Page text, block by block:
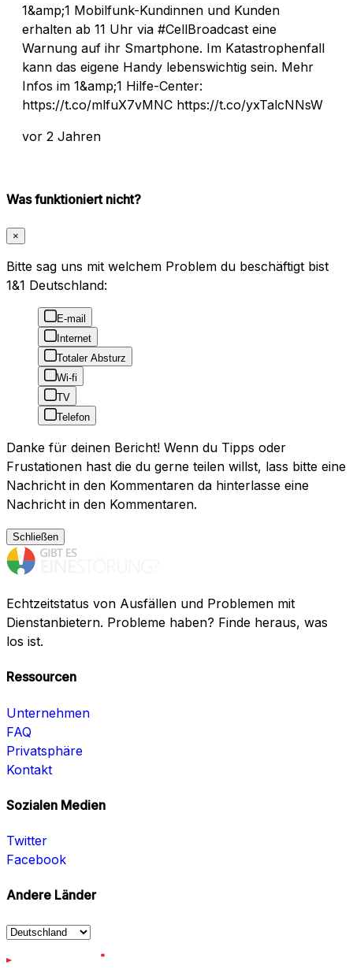
1&amp;1 Mobilfunk-Kundinnen und Kunden
erhalten ab 11 Uhr via #CellBroadcast eine
Warnung auf ihr Smartphone. Im Katastrophenfall
kann das eigene Handy lebenswichtig sein. Mehr
Infos im 1&amp;1 Hilfe-Center:
https://t.co/mlfuX7vMNC https://t.co/yxTalcNNsW
vor 2 Jahren
Was funktioniert nicht?
×
Bitte sag uns mit welchem Problem du beschäftigt bist
1&1 Deutschland:
E-mail
Internet
Totaler Absturz
Wi-fi
TV
Telefon
Danke für deinen Bericht! Wenn du Tipps oder
Frustationen hast die du gerne teilen willst, lass bitte eine
Nachricht in den Kommentaren da hinterlasse eine
Nachricht in den Kommentaren.
Schließen
Echtzeitstatus von Ausfällen und Problemen mit
Dienstanbietern. Probleme haben? Finde heraus, was
los ist.
Ressourcen
Unternehmen
FAQ
Privatsphäre
Kontakt
Sozialen Medien
Twitter
Facebook
Andere Länder